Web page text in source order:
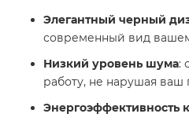
Элегантный черный
современный вид
Низкий уровень шума:
работу, не нарушая ваш
Энергоэффективность